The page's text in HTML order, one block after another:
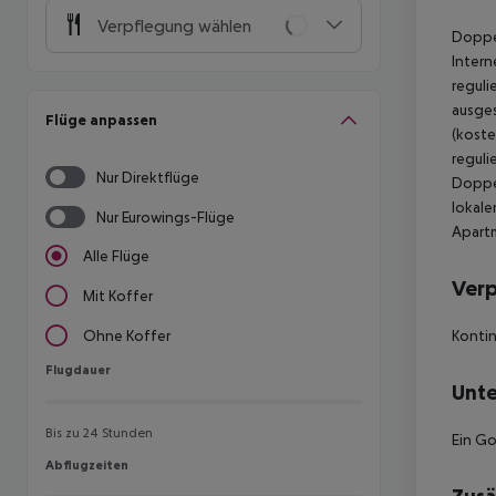
Verpflegung wählen
Flüge anpassen
Nur Direktflüge
Nur Eurowings-Flüge
Alle Flüge
Mit Koffer
Ohne Koffer
Flugdauer
Flugdauer
Bis zu 24 Stunden
Abflugzeiten
Abflugzeiten
Ein